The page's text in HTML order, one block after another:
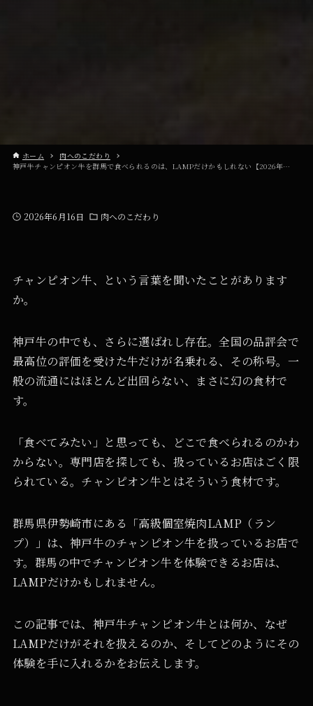
ホーム
肉へのこだわり
神戸牛チャンピオン牛を群馬で食べられるのは、LAMPだけかもしれない【2026年版】
2026年6月16日 肉へのこだわり
チャンピオン牛、という言葉を聞いたことがあります
か。
神戸牛の中でも、さらに選ばれし存在。全国の品評会で
最高位の評価を受けた牛だけが名乗れる、その称号。一
般の流通にはほとんど出回らない、まさに幻の食材で
す。
「食べてみたい」と思っても、どこで食べられるのかわ
からない。専門店を探しても、扱っているお店はごく限
られている。チャンピオン牛とはそういう食材です。
群馬県伊勢崎市にある「高級個室焼肉LAMP（ラン
プ）」は、神戸牛のチャンピオン牛を扱っているお店で
す。群馬の中でチャンピオン牛を体験できるお店は、
LAMPだけかもしれません。
この記事では、神戸牛チャンピオン牛とは何か、なぜ
LAMPだけがそれを扱えるのか、そしてどのようにその
体験を手に入れるかをお伝えします。